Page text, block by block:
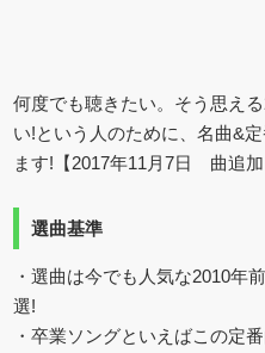
何度でも聴きたい。そう思え
い!という人のために、名曲&
ます!【2017年11月7日 曲追加
選曲基準
・選曲は今でも人気な2010年
選!
・卒業ソングといえばこの定